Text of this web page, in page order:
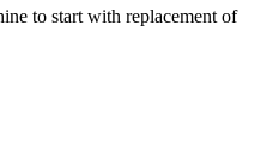
to start with replacement of